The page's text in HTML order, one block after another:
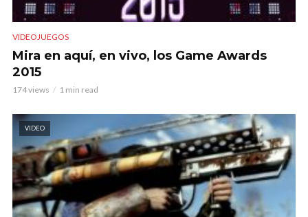
VIDEOJUEGOS
Mira en aquí, en vivo, los Game Awards
2015
174 views 1 min read
VIDEO